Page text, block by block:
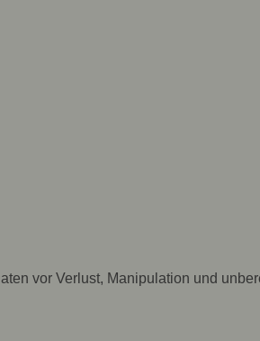
vor Verlust, Manipulation und